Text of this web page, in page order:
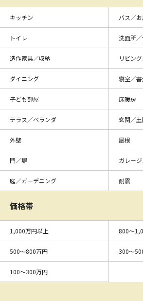
キッチン バス／
トイレ 洗面所
造作家具／収納 リビン
ダイニング 寝室／書
子ども部屋 床暖房
テラス／ベランダ 玄関／
外壁 屋根
門／塀 ガレー
庭／ガーデニング 耐震
価格帯
1,000万円以上 800〜
500〜800万円 300〜
100〜300万円